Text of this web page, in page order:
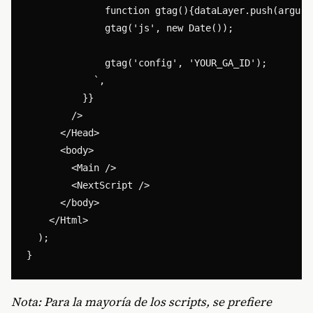
function
              gtag('js', new Date());
              gtag('config', 'YOUR_GA_ID');
            `,
          }}
        />
      </Head>
      <body>
        <Main />
        <NextScript />
      </body>
    </Html>
  );
Nota: Para la mayoría de los scripts, se prefiere